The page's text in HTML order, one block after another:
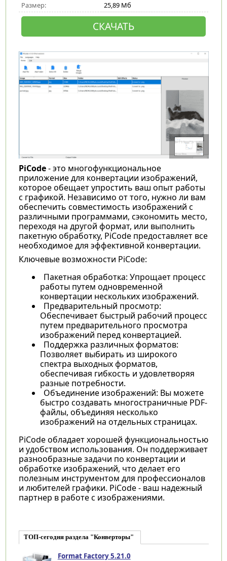
Размер: 25,89 Мб
СКАЧАТЬ
PiCode- это многофункциональное
приложение для конвертации изображений,
которое обещает упростить ваш опыт работы
с графикой. Независимо от того, нужно ли вам
обеспечить совместимость изображений с
различными программами, сэкономить место,
переходя на другой формат, или выполнить
пакетную обработку, PiCode предоставляет все
необходимое для эффективной конвертации.
Ключевые возможности PiCode:
Пакетная обработка: Упрощает процесс
работы путем одновременной
конвертации нескольких изображений.
Предварительный просмотр:
Обеспечивает быстрый рабочий процесс
путем предварительного просмотра
изображений перед конвертацией.
Поддержка различных форматов:
Позволяет выбирать из широкого
спектра выходных форматов,
обеспечивая гибкость и удовлетворяя
разные потребности.
Объединение изображений: Вы можете
быстро создавать многостраничные PDF-
файлы, объединяя несколько
изображений на отдельных страницах.
PiCode обладает хорошей функциональностью
и удобством использования. Он поддерживает
разнообразные задачи по конвертации и
обработке изображений, что делает его
полезным инструментом для профессионалов
и любителей графики. PiCode - ваш надежный
партнер в работе с изображениями.
ТОП-сегодня раздела "Конверторы"
Format Factory 5.21.0